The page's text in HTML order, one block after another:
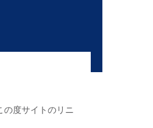
の度サイトのリニ